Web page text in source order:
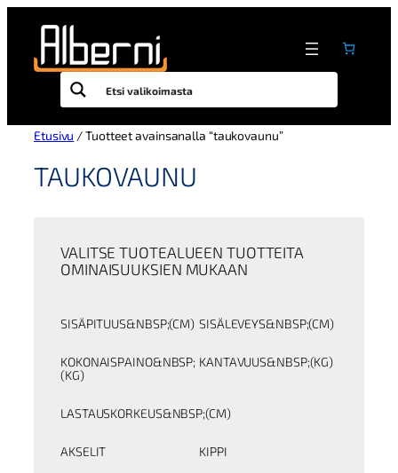
sisältöön
Etusivu / Tuotteet avainsanalla “taukovaunu”
TAUKOVAUNU
VALITSE TUOTEALUEEN TUOTTEITA
OMINAISUUKSIEN MUKAAN
SISÄPITUUS&NBSP;(CM) SISÄLEVEYS&NBSP;(CM)
KOKONAISPAINO&NBSP;
(KG)
KANTAVUUS&NBSP;(KG)
LASTAUSKORKEUS&NBSP;(CM)
AKSELIT KIPPI